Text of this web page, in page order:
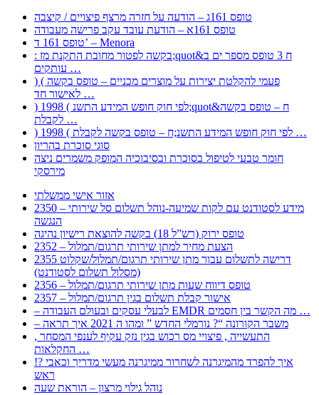
טופס 161ג – הודעה על חזרה מרצף פיצויים / קיצבה
טופס 161א – הודעת עובד עקב פרישה מעבודה
טופס 161 ד’ – Menora
: בקשה לפטור מחובת התקנת מז;quot&ח 3 טופס מספר ים ב
עותקים …
) ( פעמי להקלטת יצירות על מוצרים מכניים – טופס בקשה
לאישור חד …
) 1998 ( לפי חוק חופש המידע התשנ;quot&ח – טופס בקשה
לקבלת …
) 1998 ( לפי חוק חופש המידע התשנ;ח – טופס בקשה לקבלת …
סוגי סוכרת בהריון
חומר טבעי לטיפול בסוכרת ובסיבוכיה המופק משמרים ניצה
מירסקי
אזור אישי ממשלתי
2350 – מידע לסטודנט עם לקות שמיעה-נוהל תשלום סל שירותי
הנגשה
טופס ירוק (רש”ל 18) בקשה להוצאת רישיון נהיגה
2352 – הצעת מחיר למתן שירותי תרגום/תמלול
2355 דרישה לתשלום עבור מתן שירותי תרגום/תמלול/שקלוט
(מסלול תשלום לסטודנט)
2356 – טופס דיווח שעות מתן שירותי תרגום/תמלול
2357 – אישור קבלת תשלום בגין תרגום/תמלול
– לבעלי עסקים ובעולם העבודה EMDR מה הקשר בין חסמים …
– משבר הקורונה “? נורמלי החדש ” ומהו ה 2021 איך תראה
, התעשייה , פיצויי מס רכוש בגין נזק עקיף לענפי המסחר
החקלאות …
!? איך להפרד מהמיגרנה לשחרור ממיגרנה מעשי מדריך וכאבי
ראש
נוהל גילוי מרצון – הוראת שעה